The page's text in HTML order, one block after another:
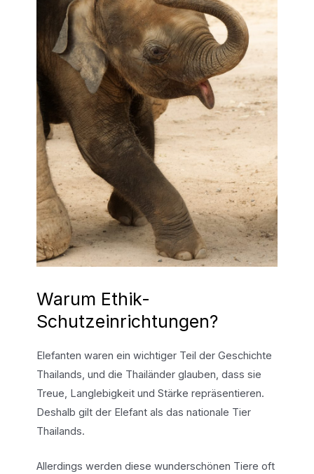
Warum Ethik-
Schutzeinrichtungen?
Elefanten waren ein wichtiger Teil der Geschichte
Thailands, und die Thailänder glauben, dass sie
Treue, Langlebigkeit und Stärke repräsentieren.
Deshalb gilt der Elefant als das nationale Tier
Thailands.
Allerdings werden diese wunderschönen Tiere oft